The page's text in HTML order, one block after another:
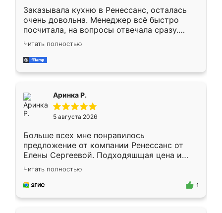
Заказывала кухню в Ренессанс, осталась
очень довольна. Менеджер всё быстро
посчитала, на вопросы отвечала сразу.
Замерщик приехал в субботу, подошёл к
делу со всей ответственностью. Собрали
за день, ребята работали аккуратно, даже
Читать полностью
Аринка Р.
5 августа 2026
Больше всех мне понравилось
предложение от компании Ренессанс от
Елены Сергеевой. Подходяшщая цена и
короткие сроки изготовления. Приехавший
для замера сотрудник Владислав
предложил по моему эскизу самый
Читать полностью
1